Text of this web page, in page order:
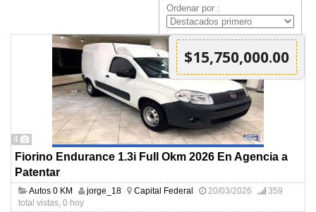
Ordenar por :
4
$15,750,000.00
Fiorino Endurance 1.3i Full Okm 2026 En Agencia a
Patentar
Autos 0 KM jorge_18 Capital Federal 20/03/2026
359
total vistas, 0 hoy